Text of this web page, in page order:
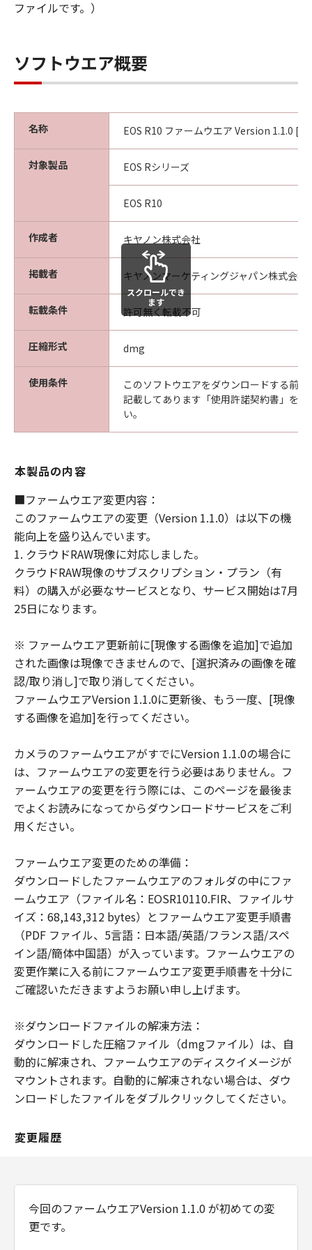
らびにキヤノンのライセンサーは、｢許諾
ソフトウェア」に関して、商品性および特
フトウェア」に欠陥がないことを含め、い
かなる保証も、明示たると黙示たるとを問
わず一切しないものとします。
(2) キヤノン、キヤノンの子会社、キヤノン
の関連会社、それらの販売代理店または販
売店、ならびにキヤノンのライセンサー
は、「許諾ソフトウェア」の使用または使
用不能から生ずるいかなる損害（逸失利益
およびその他の派生的または付随的な損害
を含むがこれらに限定されない全ての損害
をいいます。）について、適用法で認めら
れる限り、一切の責任を負わないものとし
ます。
たとえ、キヤノン、キヤノンの子会社、キ
ヤノンの関連会社、それらの販売代理店ま
たは販売店、ならびにキヤノンのライセン
サーがかかる損害の可能性について知らさ
れていた場合でも同様です。
(3) キヤノン、キヤノンの子会社、キヤノン
売店、ならびにキヤノンのライセンサー
は、「許諾ソフトウェア」、または「許諾
ソフトウェア」の使用に起因または関連し
てお客様と第三者との間に生じたいかなる
紛争についても、一切責任を負わないもの
とします。
契約期間
(1) 「本契約」は、お客様が「許諾ソフト
（スマートフォン、タブレット端末を含
む。）にダウンロードした時点で発効し、
下記 (2)により終了されるまで有効に存続
します。
(2) お客様が「本契約」のいずれかの条項
します。
(3) お客様は、上記(2) によって「本契約」
が終了した場合、「許諾ソフトウェア」の
取り扱いについてキヤノンの指示に従うも
のとします。
で並びに第10条の規定は、「本契約」の終
了後も効力を有するものとします。
U.S. GOVERNMENT RESTRICTED RIGHTS
NOTICE
"The Software is a ""commercial item,""
as that term is defined at 48 C.F.R. 2.101
(Oct 1995), consisting of ""commercial
computer software"" and ""commercial
computer software documentation,"" as
such terms are used in 48 C.F.R. 12.212
(Sept 1995).
Consistent with 48 C.F.R. 12.212 and 48
C.F.R. 227.7202-1 through 227.7202-4
(June 1995), all U.S. Government End
only those rights set forth herein.
Shimomaruko 3-chome, Ohta-ku, Tokyo
本条項中で使用される"the Software"と
は、「本契約」中で定義される「許諾ソフ
ファイルです。）
ソフトウエア概要
名称 EOS R10 ファームウエア Version 1.1.0
対象製品 EOS Rシリーズ
EOS R10
作成者 キヤノン株式会社
掲載者 キヤノンマーケティングジャパン株式会社
転載条件 許可無く転載不可
圧縮形式 dmg
使用条件
このソフトウエアをダウンロードする前
記載してあります「使用許諾契約書」を
い。
スクロールでき
ます
本製品の内容
■ファームウエア変更内容：
このファームウエアの変更（Version 1.1.0）は以下の機
能向上を盛り込んでいます。
1. クラウドRAW現像に対応しました。
クラウドRAW現像のサブスクリプション・プラン（有
料）の購入が必要なサービスとなり、サービス開始は7月
25日になります。
※ ファームウエア更新前に[現像する画像を追加]で追加
された画像は現像できませんので、[選択済みの画像を確
認/取り消し]で取り消してください。
ファームウエアVersion 1.1.0に更新後、もう一度、[現像
する画像を追加]を行ってください。
カメラのファームウエアがすでにVersion 1.1.0の場合に
は、ファームウエアの変更を行う必要はありません。フ
ァームウエアの変更を行う際には、このページを最後ま
でよくお読みになってからダウンロードサービスをご利
用ください。
ファームウエア変更のための準備：
ダウンロードしたファームウエアのフォルダの中にファ
ームウエア（ファイル名：EOSR10110.FIR、ファイルサ
イズ：68,143,312 bytes）とファームウエア変更手順書
（PDF ファイル、5言語：日本語/英語/フランス語/スペ
イン語/簡体中国語）が入っています。ファームウエアの
変更作業に入る前にファームウエア変更手順書を十分に
ご確認いただきますようお願い申し上げます。
※ダウンロードファイルの解凍方法：
ダウンロードした圧縮ファイル（dmgファイル）は、自
動的に解凍され、ファームウエアのディスクイメージが
マウントされます。自動的に解凍されない場合は、ダウ
ンロードしたファイルをダブルクリックしてください。
変更履歴
今回のファームウエアVersion 1.1.0 が初めての変
更です。